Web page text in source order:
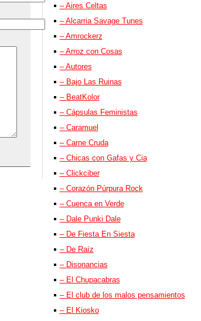
– Aires Celtas
– Alcarria Savage Tunes
– Amrockerz
– Arroz con Cosas
– Autores
– Bajo Las Ruinas
– BeatKolor
– Cápsulas Feministas
– Caramuel
– Carne Cruda
– Chicas con Gafas y Cia
– Clickciber
– Corazón Púrpura Rock
– Cuenca en Verde
– Dale Punki Dale
– De Fiesta En Siesta
– De Raíz
– Disonancias
– El Chupacabras
– El club de los malos pensamientos
– El Kiosko